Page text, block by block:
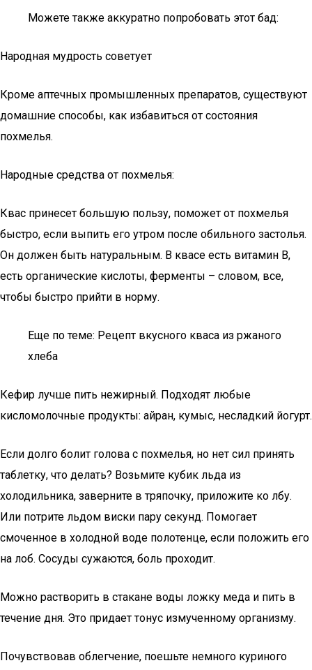
Можете также аккуратно попробовать этот бад:
Народная мудрость советует
Кроме аптечных промышленных препаратов, существуют
домашние способы, как избавиться от состояния
похмелья.
Народные средства от похмелья:
Квас принесет большую пользу, поможет от похмелья
быстро, если выпить его утром после обильного застолья.
Он должен быть натуральным. В квасе есть витамин В,
есть органические кислоты, ферменты – словом, все,
чтобы быстро прийти в норму.
Еще по теме: Рецепт вкусного кваса из ржаного
хлеба
Кефир лучше пить нежирный. Подходят любые
кисломолочные продукты: айран, кумыс, несладкий йогурт.
Если долго болит голова с похмелья, но нет сил принять
таблетку, что делать? Возьмите кубик льда из
холодильника, заверните в тряпочку, приложите ко лбу.
Или потрите льдом виски пару секунд. Помогает
смоченное в холодной воде полотенце, если положить его
на лоб. Сосуды сужаются, боль проходит.
Можно растворить в стакане воды ложку меда и пить в
течение дня. Это придает тонус измученному организму.
Почувствовав облегчение, поешьте немного куриного